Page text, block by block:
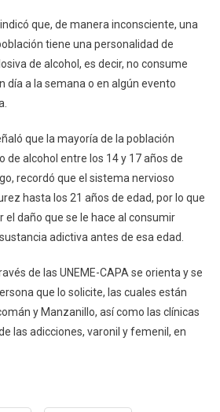
que, de manera inconsciente, una
tiene una personalidad de
de alcohol, es decir, no consume
día a la semana o en algún evento
que la mayoría de la población
de alcohol entre los 14 y 17 años de
recordó que el sistema nervioso
hasta los 21 años de edad, por lo que
daño que se le hace al consumir
adictiva antes de esa edad.
de las UNEME-CAPA se orienta y se
que lo solicite, las cuales están
y Manzanillo, así como las clínicas
las adicciones, varonil y femenil, en